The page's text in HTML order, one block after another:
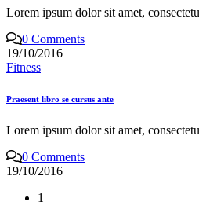
Lorem ipsum dolor sit amet,
0 Comments
19/10/2016
Fitness
Praesent libro se cursus ante
Lorem ipsum dolor sit amet,
0 Comments
19/10/2016
1